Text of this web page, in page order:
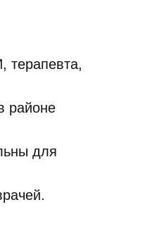
терапевта,
районе
для